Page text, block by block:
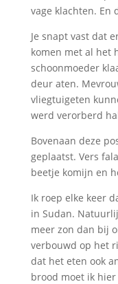
vage klachten. En
Je snapt vast dat
komen met al het
schoonmoeder
deur aten.
vliegtuigeten
werd verorberd
Bovenaan deze
geplaatst. Vers
beetje komijn en
Ik roep elke keer
in Sudan.
meer zon dan bij
verbouwd op het
dat het eten ook
brood moet ik